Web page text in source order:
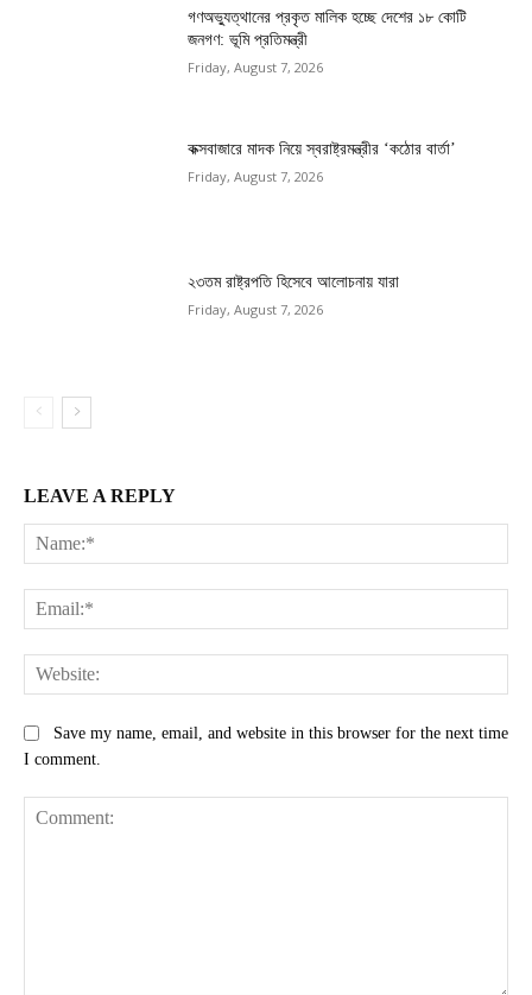
গণঅভ্যুত্থানের প্রকৃত মালিক হচ্ছে দেশের ১৮ কোটি
জনগণ: ভূমি প্রতিমন্ত্রী
Friday, August 7, 2026
কক্সবাজারে মাদক নিয়ে স্বরাষ্ট্রমন্ত্রীর ‘কঠোর বার্তা’
Friday, August 7, 2026
২৩তম রাষ্ট্রপতি হিসেবে আলোচনায় যারা
Friday, August 7, 2026
LEAVE A REPLY
Save my name, email, and website in this browser for the next time
I comment.